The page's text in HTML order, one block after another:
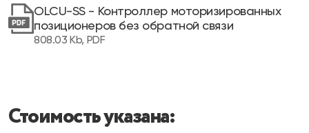
OLCU-SS - Контроллер моторизированных
позиционеров без обратной связи
808.03 Kb, PDF
Стоимость указана: